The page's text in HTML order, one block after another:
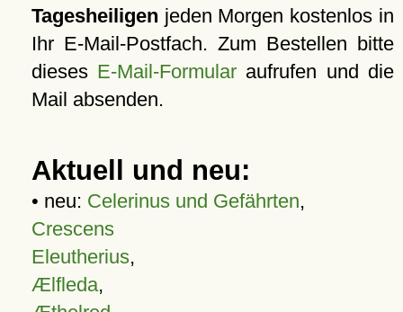
Tagesheiligen jeden Morgen kostenlos in
Ihr E-Mail-Postfach. Zum Bestellen bitte
dieses E-Mail-Formular aufrufen und die
Mail absenden.
Aktuell und neu:
• neu: Celerinus und Gefährten,
Crescens
Eleutherius,
Ælfleda,